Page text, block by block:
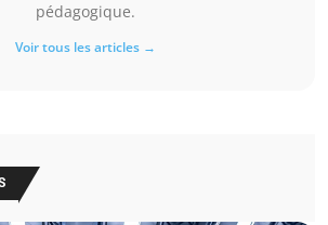
pédagogique.
Voir tous les articles →